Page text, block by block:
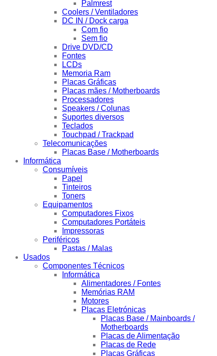
Palmrest
Coolers / Ventiladores
DC IN / Dock carga
Com fio
Sem fio
Drive DVD/CD
Fontes
LCDs
Memoria Ram
Placas Gráficas
Placas mães / Motherboards
Processadores
Speakers / Colunas
Suportes diversos
Teclados
Touchpad / Trackpad
Telecomunicações
Placas Base / Motherboards
Informática
Consumíveis
Papel
Tinteiros
Toners
Equipamentos
Computadores Fixos
Computadores Portáteis
Impressoras
Periféricos
Pastas / Malas
Usados
Componentes Técnicos
Informática
Alimentadores / Fontes
Memórias RAM
Motores
Placas Eletrónicas
Placas Base / Mainboards /
Motherboards
Placas de Alimentação
Placas de Rede
Placas Gráficas